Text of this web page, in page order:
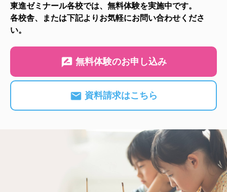
東進ゼミナール各校では、無料体験を実施中です。
各校舎、または下記よりお気軽にお問い合わせくださ
い。
無料体験のお申し込み
資料請求はこちら